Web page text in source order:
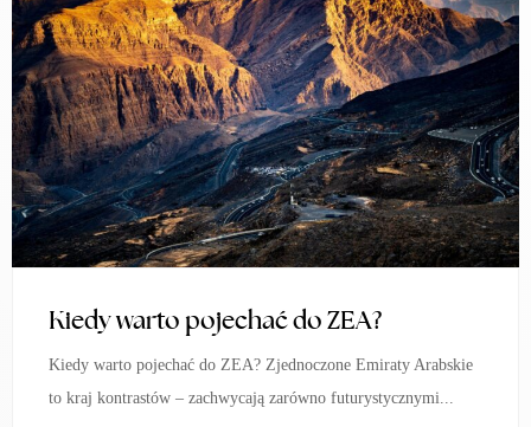
Kiedy warto pojechać do ZEA?
Kiedy warto pojechać do ZEA? Zjednoczone Emiraty Arabskie
to kraj kontrastów – zachwycają zarówno futurystycznymi...